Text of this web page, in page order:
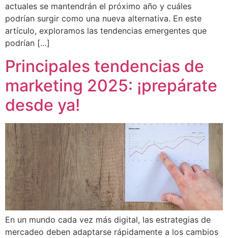
actuales se mantendrán el próximo año y cuáles
podrían surgir como una nueva alternativa. En este
artículo, exploramos las tendencias emergentes que
podrían […]
Principales tendencias de
marketing 2025: ¡prepárate
desde ya!
En un mundo cada vez más digital, las estrategias de
mercadeo deben adaptarse rápidamente a los cambios